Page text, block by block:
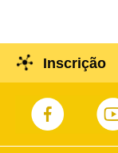
Inscrição